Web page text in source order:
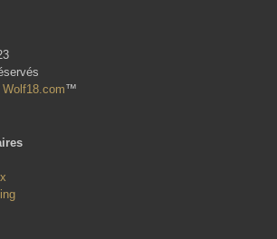
Wolf18.com™